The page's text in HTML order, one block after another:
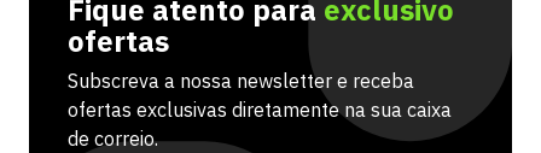
Fique atento para exclusivo
ofertas
Subscreva a nossa newsletter e receba
ofertas exclusivas diretamente na sua caixa
de correio.